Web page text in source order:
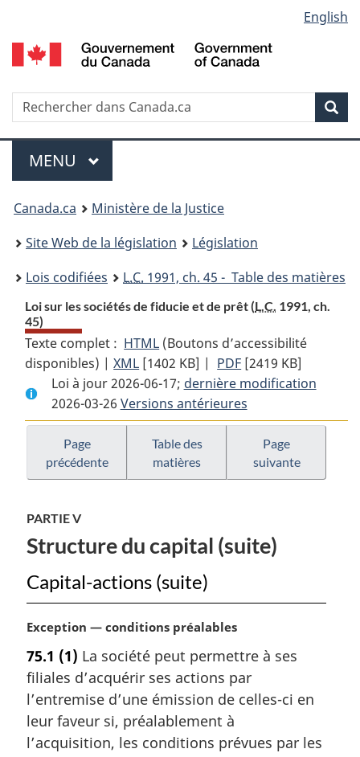
au
contenu
propos
de
la
HTML
simplifiée
selection
English
Recherche
Menu
MENU PRINCIPAL
You
are
here:
Canada.ca
Ministère de la Justice
Site Web de la législation
Législation
Lois codifiées
L.C. 1991, ch. 45 - Table des matières
Loi sur les sociétés de fiducie et de prêt (L.C. 1991, ch.
45)
Texte complet : HTML Texte
complet
:
Loi
sur
les
sociétés
de
de
(Boutons d’accessibilité
disponibles) |XML Texte
complet
:
Loi
sur
les
sociétés
et
prêt
[1402 KB] | PDF Texte
complet
:
Loi
les
sociétés
et
[2419 KB]
Loi à jour 2026-06-17; dernière modification
2026-03-26 Versions antérieures
Page
précédente
Table des
matières
Page
suivante
PARTIE V
Structure du capital (suite)
Capital-actions (suite)
N
t
e
m
a
g
Exception — conditions préalables
75.1 (1) La société peut permettre à ses
filiales d’acquérir ses actions par
l’entremise d’une émission de celles-ci en
leur faveur si, préalablement à
l’acquisition, les conditions prévues par les